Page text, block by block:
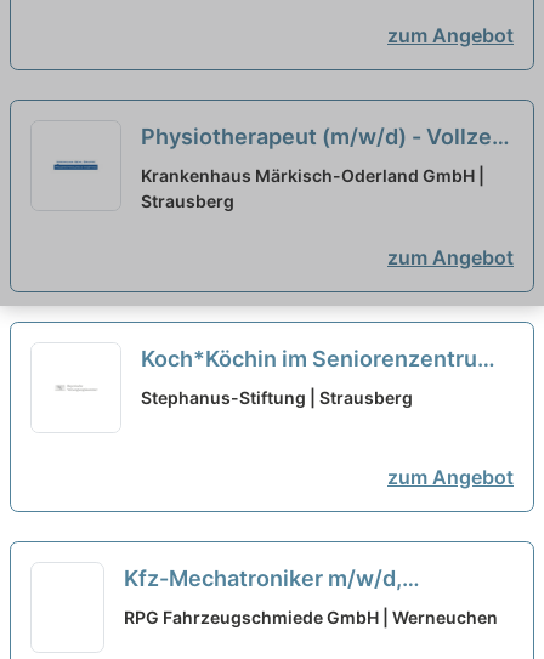
zum Angebot
Physiotherapeut (m/w/d) - Vollzeit
/ Teilzeit neu
Krankenhaus Märkisch-Oderland GmbH |
Strausberg
zum Angebot
Koch*Köchin im Seniorenzentrum
in Strausberg - Teilzeit neu
Stephanus-Stiftung | Strausberg
zum Angebot
Kfz-Mechatroniker m/w/d,
Vollzeit/Teilzeit, Altlandsberg
RPG Fahrzeugschmiede GmbH | Werneuchen